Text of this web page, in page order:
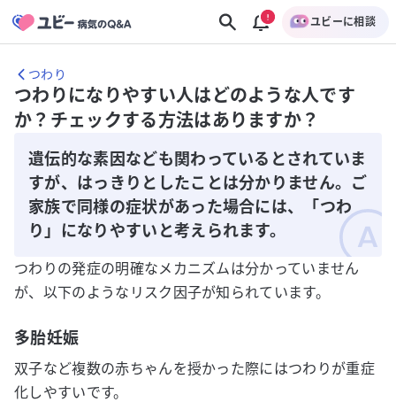
ユビーに相談
つわり
つわりになりやすい人はどのような人です
か？チェックする方法はありますか？
遺伝的な素因なども関わっているとされていま
すが、はっきりとしたことは分かりません。ご
家族で同様の症状があった場合には、「つわ
り」になりやすいと考えられます。
つわりの発症の明確なメカニズムは分かっていません
が、以下のようなリスク因子が知られています。
多胎妊娠
双子など複数の赤ちゃんを授かった際にはつわりが重症
化しやすいです。